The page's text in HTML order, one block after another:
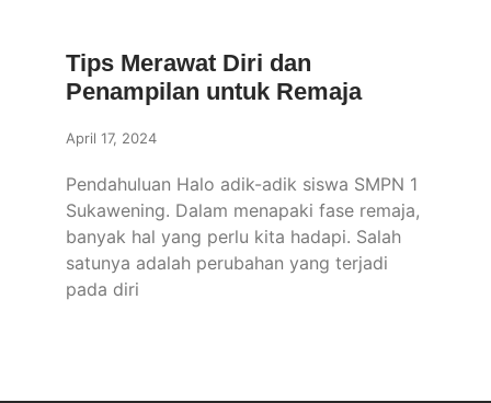
Tips Merawat Diri dan
Penampilan untuk Remaja
April 17, 2024
Pendahuluan Halo adik-adik siswa SMPN 1
Sukawening. Dalam menapaki fase remaja,
banyak hal yang perlu kita hadapi. Salah
satunya adalah perubahan yang terjadi
pada diri